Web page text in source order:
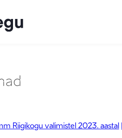
Riigikogu valimistel 2023. aastal